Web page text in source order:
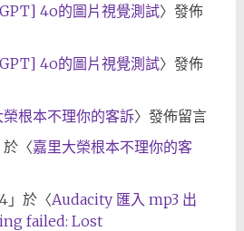
4o的圖片視覺測試〉發佈
4o的圖片視覺測試〉發佈
榮根本不理你的客訴〉發佈留言
於〈嘉里大榮根本不理你的客
」於〈Audacity 匯入 mp3 出
failed: Lost